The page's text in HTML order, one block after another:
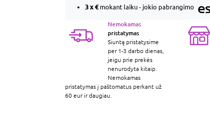
3 x€mokant laiku - jokio pabrangimo
Nemokamas
pristatymas
Siuntą pristatysime
per 1-3 darbo dienas,
jeigu prie prekės
nenurodyta kitaip.
Nemokamas
pristatymas į paštomatus perkant už
60 eur ir daugiau.